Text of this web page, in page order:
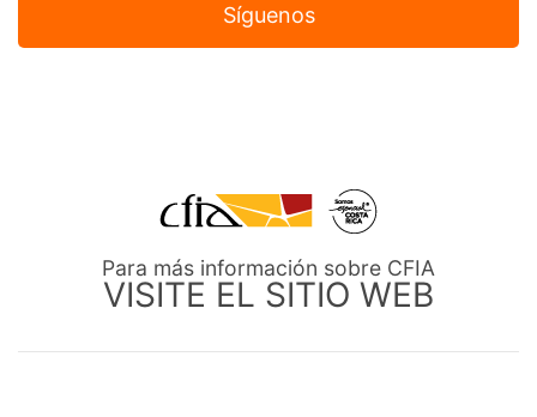
Síguenos
Para más información sobre CFIA
VISITE EL SITIO WEB